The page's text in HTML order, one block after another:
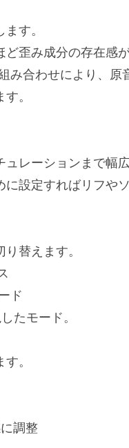
す。
歪み成分の存在感
み合わせにより、原
。
レーションまで幅
設定すればリフや
替えます。
ド
たモード。
。
調整